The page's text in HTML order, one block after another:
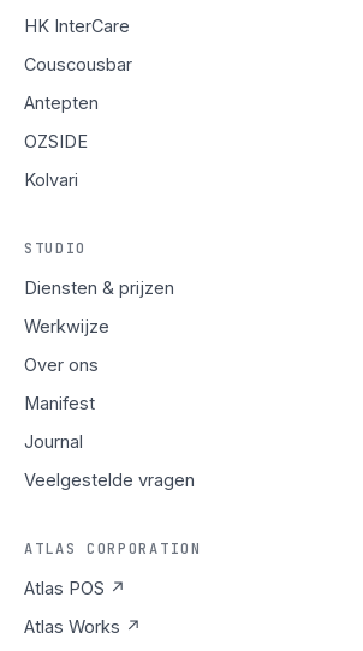
HK InterCare
Couscousbar
Antepten
OZSIDE
Kolvari
STUDIO
Diensten & prijzen
Werkwijze
Over ons
Manifest
Journal
Veelgestelde vragen
ATLAS CORPORATION
Atlas POS ↗
Atlas Works ↗